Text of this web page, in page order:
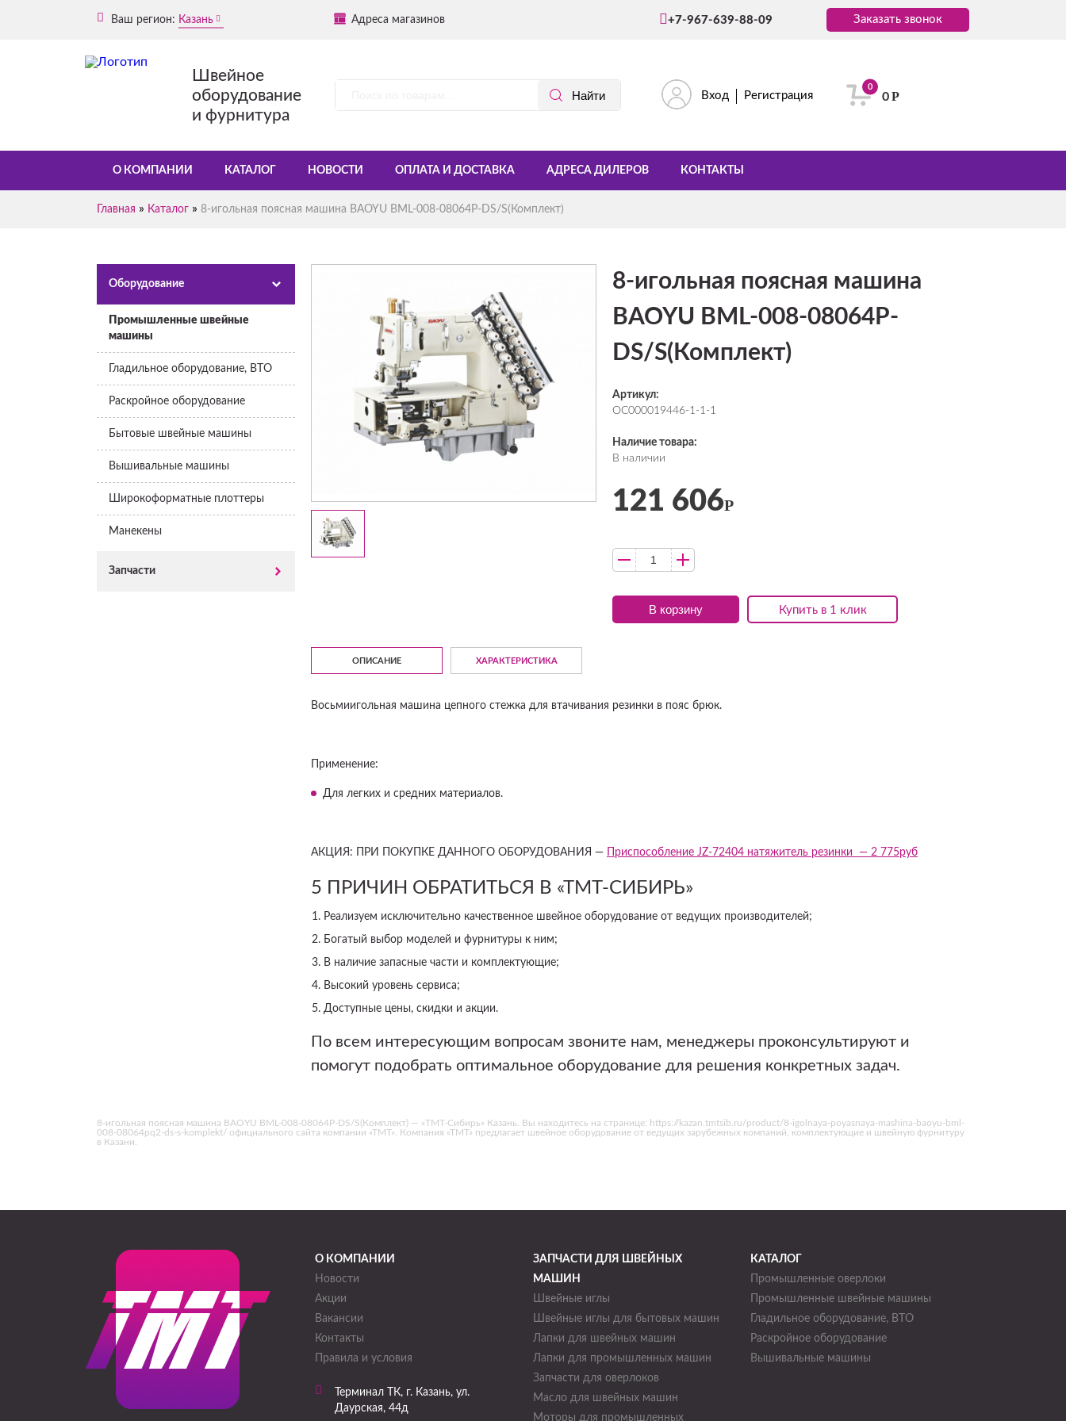
Ваш регион: Казань Адреса магазинов +7-967-639-88-09 Заказать звонок
Швейное
оборудование
и фурнитура
Вход Регистрация
0
0Р
О КОМПАНИИ КАТАЛОГ НОВОСТИ ОПЛАТА И ДОСТАВКА АДРЕСА ДИЛЕРОВ КОНТАКТЫ
Главная » Каталог » 8-игольная поясная машина BAOYU BML-008-08064P-DS/S(Комплект)
Оборудование
Промышленные швейные
машины
Гладильное оборудование, ВТО
Раскройное оборудование
Бытовые швейные машины
Вышивальные машины
Широкоформатные плоттеры
Манекены
Запчасти
8-игольная поясная машина
BAOYU BML-008-08064P-
DS/S(Комплект)
Артикул:
ОС000019446-1-1-1
Наличие товара:
В наличии
Купить в 1 клик
121 606Р
В корзину
ОПИСАНИЕ ХАРАКТЕРИСТИКА
Восьмиигольная машина цепного стежка для втачивания резинки в пояс брюк.
Применение:
Для легких и средних материалов.
АКЦИЯ: ПРИ ПОКУПКЕ ДАННОГО ОБОРУДОВАНИЯ — Приспособление JZ-72404 натяжитель резинки — 2 775руб
5 ПРИЧИН ОБРАТИТЬСЯ В «ТМТ-СИБИРЬ»
Реализуем исключительно качественное швейное оборудование от ведущих производителей;
Богатый выбор моделей и фурнитуры к ним;
В наличие запасные части и комплектующие;
Высокий уровень сервиса;
Доступные цены, скидки и акции.
По всем интересующим вопросам звоните нам, менеджеры проконсультируют и
помогут подобрать оптимальное оборудование для решения конкретных задач.
8-игольная поясная машина BAOYU BML-008-08064P-DS/S(Комплект) — «ТМТ-Сибирь» Казань. Вы находитесь на странице: https://kazan.tmtsib.ru/product/8-igolnaya-poyasnaya-mashina-baoyu-bml-
008-08064pq2-ds-s-komplekt/ официального сайта компании «ТМТ». Компания «ТМТ» предлагает швейное оборудование от ведущих зарубежных компаний, комплектующие и швейную фурнитуру
в Казани.
О КОМПАНИИ
Новости
Акции
Вакансии
Контакты
Правила и условия
Терминал ТК, г. Казань, ул.
Даурская, 44д
ЗАПЧАСТИ ДЛЯ ШВЕЙНЫХ
МАШИН
Швейные иглы
Швейные иглы для бытовых машин
Лапки для швейных машин
Лапки для промышленных машин
Запчасти для оверлоков
Масло для швейных машин
Моторы для промышленных
КАТАЛОГ
Промышленные оверлоки
Промышленные швейные машины
Гладильное оборудование, ВТО
Раскройное оборудование
Вышивальные машины